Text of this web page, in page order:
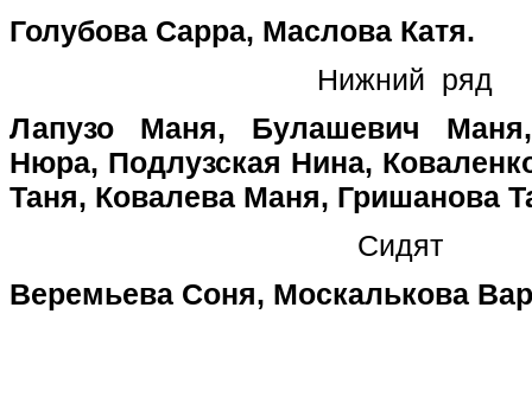
Голубова Сарра, Маслова Катя.
Нижний ряд
Лапузо Маня, Булашевич
Нюра, Подлузская Нина,
Таня, Ковалева Маня, Гришанова
Сидят
Веремьева Соня, Москалькова